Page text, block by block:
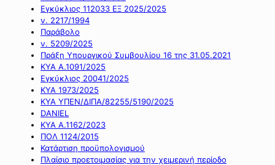
Εγκύκλιος 112033 ΕΞ 2025/2025
ν. 2217/1994
Παράβολο
ν. 5209/2025
Πράξη Υπουργικού Συμβουλίου 16 της 31.05.2021
ΚΥΑ Α.1091/2025
Εγκύκλιος 20041/2025
ΚΥΑ 1973/2025
ΚΥΑ ΥΠΕΝ/ΔΙΠΑ/82255/5190/2025
DANIEL
ΚΥΑ Α.1162/2023
ΠΟΛ 1124/2015
Κατάρτιση προϋπολογισμού
Πλαίσιο προετοιμασίας για την χειμερινή περίοδο